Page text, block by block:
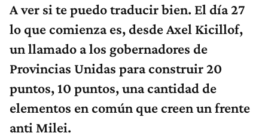
A ver si te puedo traducir bien. El día 27
lo que comienza es, desde Axel Kicillof,
un llamado a los gobernadores de
Provincias Unidas para construir 20
puntos, 10 puntos, una cantidad de
elementos en común que creen un frente
anti Milei.